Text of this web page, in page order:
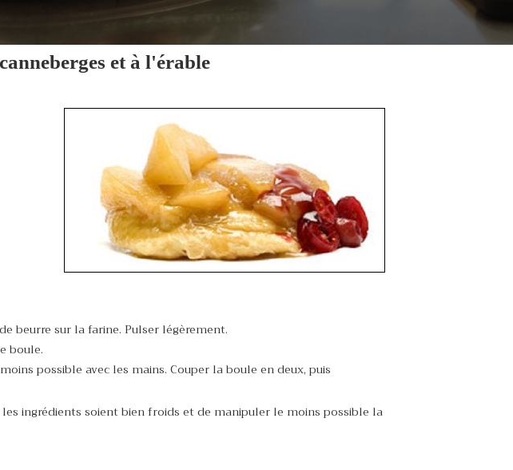
et à l'érable
beurre sur la farine. Pulser légèrement.
boule.
possible avec les mains. Couper la boule en deux, puis
ingrédients soient bien froids et de manipuler le moins possible la